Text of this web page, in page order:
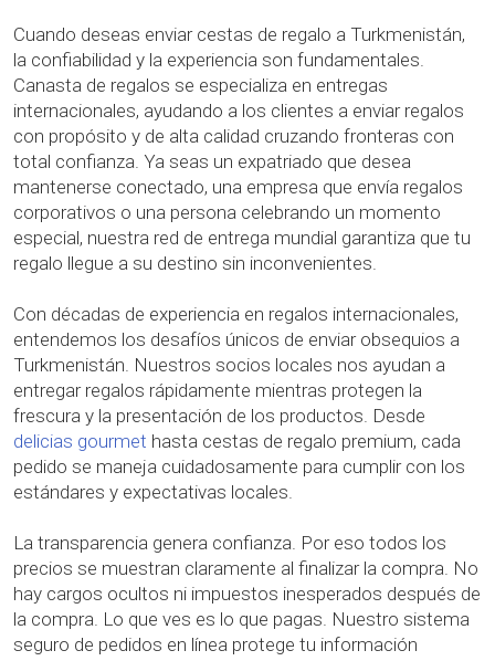
Cuando deseas enviar cestas de regalo a Turkmenistán,
la confiabilidad y la experiencia son fundamentales.
Canasta de regalos se especializa en entregas
internacionales, ayudando a los clientes a enviar regalos
con propósito y de alta calidad cruzando fronteras con
total confianza. Ya seas un expatriado que desea
mantenerse conectado, una empresa que envía regalos
corporativos o una persona celebrando un momento
especial, nuestra red de entrega mundial garantiza que tu
regalo llegue a su destino sin inconvenientes.
Con décadas de experiencia en regalos internacionales,
entendemos los desafíos únicos de enviar obsequios a
Turkmenistán. Nuestros socios locales nos ayudan a
entregar regalos rápidamente mientras protegen la
frescura y la presentación de los productos. Desde
delicias gourmet hasta cestas de regalo premium, cada
pedido se maneja cuidadosamente para cumplir con los
estándares y expectativas locales.
La transparencia genera confianza. Por eso todos los
precios se muestran claramente al finalizar la compra. No
hay cargos ocultos ni impuestos inesperados después de
la compra. Lo que ves es lo que pagas. Nuestro sistema
seguro de pedidos en línea protege tu información